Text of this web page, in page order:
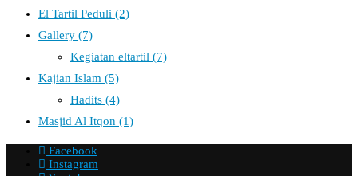
El Tartil Peduli (2)
Gallery (7)
Kegiatan eltartil (7)
Kajian Islam (5)
Hadits (4)
Masjid Al Itqon (1)
Facebook
Instagram